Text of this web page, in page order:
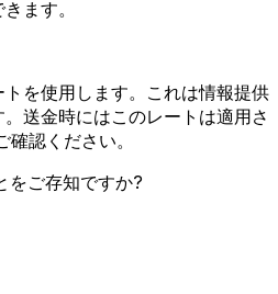
ます。
を使用します。これは情報提供
送金時にはこのレートは適用さ
認ください。
をご存知ですか?